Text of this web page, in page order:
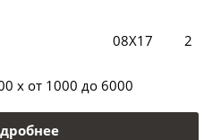
08Х17 2
x от 1000 до 6000